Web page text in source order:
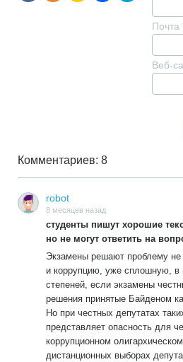
Почта
Веб-
Комментариев: 8
robot
8 месяцев назад
студенты пишут хорошие
но не могут ответить на
Экзамены решают проблему
и коррупцию, уже сплошную, в
степеней, если экзамены
решения принятые Байденом
Но при честных депутатах
представляет опасность для
коррупционном
дистанционных выборах